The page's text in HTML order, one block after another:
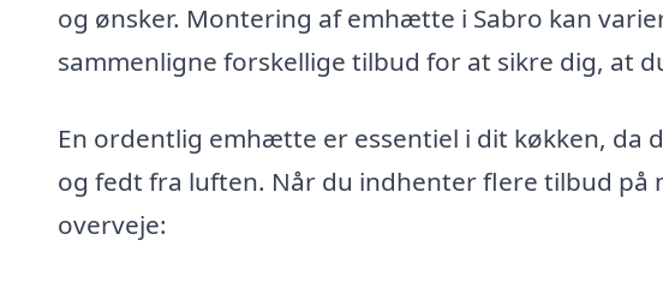
og ønsker. Montering af emhætte i Sabro kan
sammenligne forskellige tilbud for at sikre dig, at
En ordentlig emhætte er essentiel i dit køkken,
og fedt fra luften. Når du indhenter flere tilbud
overveje: